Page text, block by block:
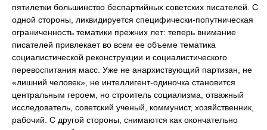
пятилетки большинство беспартийных советских писателей. С
одной стороны, ликвидируется специфически-попутническая
ограниченность тематики прежних лет: теперь внимание
писателей привлекает во всем ее объеме тематика
социалистической реконструкции и социалистического
перевоспитания масс. Уже не анархиствующий партизан, не
«лишний человек», не интеллигент-одиночка становится
центральным героем, но строитель социализма, отважный
исследователь, советский ученый, коммунист, хозяйственник,
рабочий. С другой стороны, снимаются как окончательно